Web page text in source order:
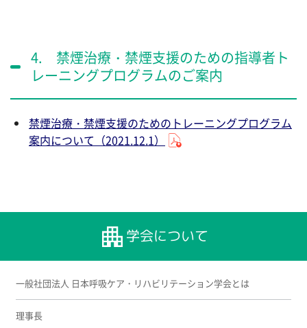
4. 禁煙治療・禁煙支援のための指導者ト
レーニングプログラムのご案内
禁煙治療・禁煙支援のためのトレーニングプログラム
案内について（2021.12.1）
学会について
一般社団法人 日本呼吸ケア・リハビリテーション学会とは
理事長